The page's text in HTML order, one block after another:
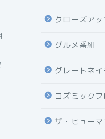
クローズア
グルメ番組
グレートネ
コズミック
ザ・ヒューマ